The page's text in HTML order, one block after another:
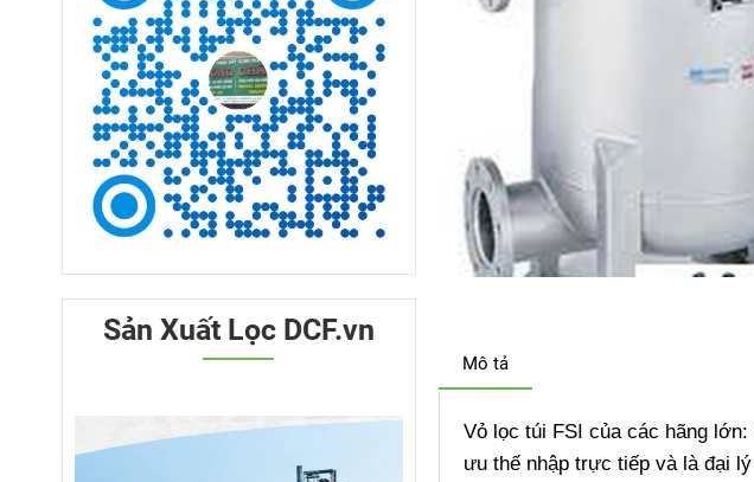
Mô tả
Vỏ lọc túi FSI của các hãng
ưu thế nhập trực tiếp và là đại
Sản Xuất Lọc DCF.vn